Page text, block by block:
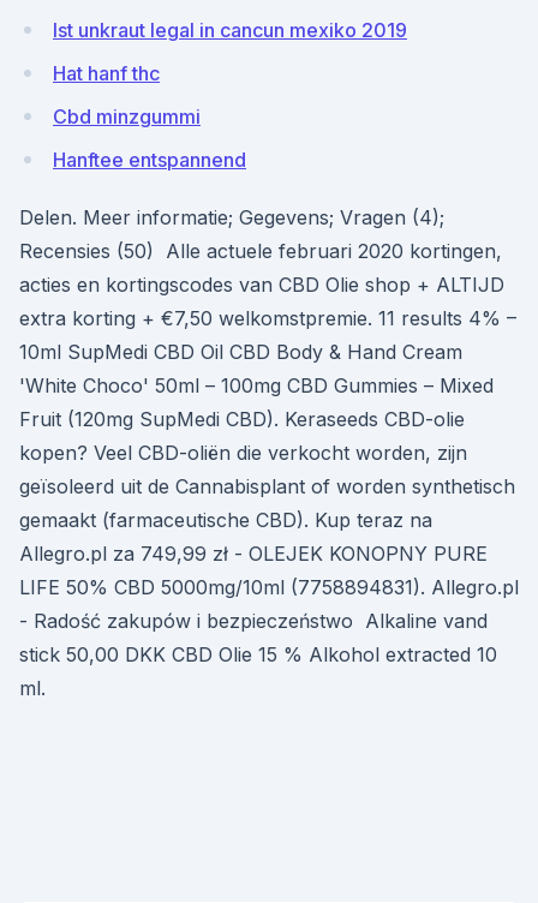
Ist unkraut legal in cancun mexiko 2019
Hat hanf thc
Cbd minzgummi
Hanftee entspannend
Delen. Meer informatie; Gegevens; Vragen (4);
Recensies (50) Alle actuele februari 2020 kortingen,
acties en kortingscodes van CBD Olie shop + ALTIJD
extra korting + €7,50 welkomstpremie. 11 results 4% –
10ml SupMedi CBD Oil CBD Body & Hand Cream
'White Choco' 50ml – 100mg CBD Gummies – Mixed
Fruit (120mg SupMedi CBD). Keraseeds CBD-olie
kopen? Veel CBD-oliën die verkocht worden, zijn
geïsoleerd uit de Cannabisplant of worden synthetisch
gemaakt (farmaceutische CBD). Kup teraz na
Allegro.pl za 749,99 zł - OLEJEK KONOPNY PURE
LIFE 50% CBD 5000mg/10ml (7758894831). Allegro.pl
- Radość zakupów i bezpieczeństwo Alkaline vand
stick 50,00 DKK CBD Olie 15 % Alkohol extracted 10
ml.